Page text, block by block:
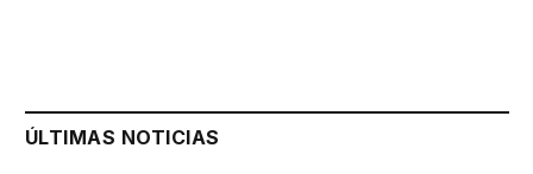
ÚLTIMAS NOTICIAS